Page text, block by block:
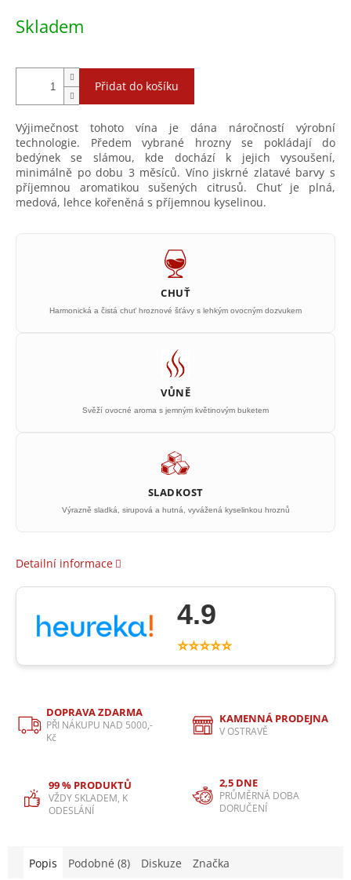
Skladem
Přidat do košíku
Výjimečnost tohoto vína je dána náročností výrobní
technologie. Předem vybrané hrozny se pokládají do
bedýnek se slámou, kde dochází k jejich vysoušení,
minimálně po dobu 3 měsíců. Víno jiskrné zlatavé barvy s
příjemnou aromatikou sušených citrusů. Chuť je plná,
medová, lehce kořeněná s příjemnou kyselinou.
CHUŤ
Harmonická a čistá chuť hroznové šťávy s lehkým ovocným dozvukem
VŮNĚ
Svěží ovocné aroma s jemným květinovým buketem
SLADKOST
Výrazně sladká, sirupová a hutná, vyvážená kyselinkou hroznů
Detailní informace
4.9
⭐⭐⭐⭐⭐
DOPRAVA ZDARMA
PŘI NÁKUPU NAD 5000,-
Kč
KAMENNÁ PRODEJNA
V OSTRAVĚ
99 % PRODUKTŮ
VŽDY SKLADEM, K
ODESLÁNÍ
2,5 DNE
PRŮMĚRNÁ DOBA
DORUČENÍ
Popis Podobné (8) Diskuze Značka